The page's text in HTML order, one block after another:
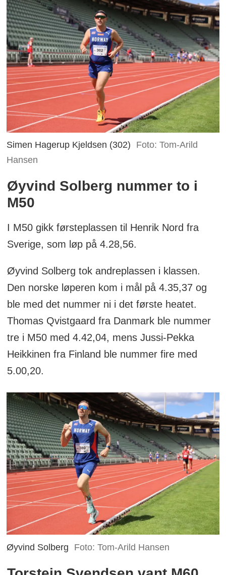
Simen Hagerup Kjeldsen (302)
Foto: Tom-Arild
Hansen
Øyvind Solberg nummer to i
M50
I M50 gikk førsteplassen til Henrik Nord fra
Sverige, som løp på 4.28,56.
Øyvind Solberg tok andreplassen i klassen.
Den norske løperen kom i mål på 4.35,37 og
ble med det nummer ni i det første heatet.
Thomas Qvistgaard fra Danmark ble nummer
tre i M50 med 4.42,04, mens Jussi-Pekka
Heikkinen fra Finland ble nummer fire med
5.00,20.
Øyvind Solberg Foto: Tom-Arild Hansen